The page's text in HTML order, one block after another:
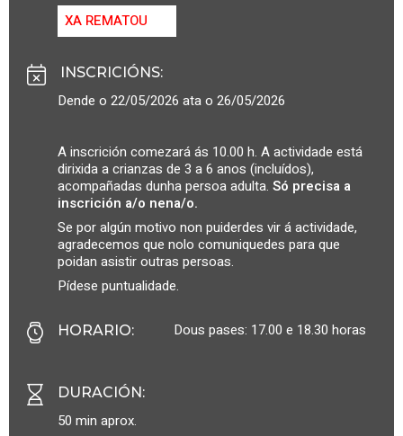
XA REMATOU
INSCRICIÓNS:
Dende o 22/05/2026 ata o 26/05/2026
A inscrición comezará ás 10.00 h. A actividade está
dirixida a crianzas de 3 a 6 anos (incluídos),
acompañadas dunha persoa adulta. Só precisa a
inscrición a/o nena/o.
Se por algún motivo non puiderdes vir á actividade,
agradecemos que nolo comuniquedes para que
poidan asistir outras persoas.
Pídese puntualidade.
HORARIO: Dous pases: 17.00 e 18.30 horas
DURACIÓN:
50 min aprox.